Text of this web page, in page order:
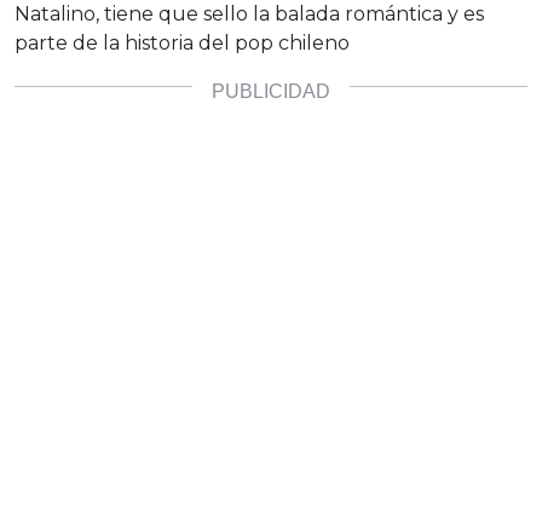
Natalino, tiene que sello la balada romántica y es
parte de la historia del pop chileno